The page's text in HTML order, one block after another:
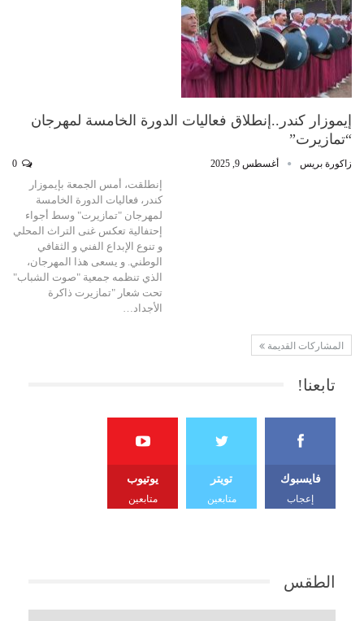
إيموزار كندر..إنطلاق فعاليات الدورة الخامسة لمهرجان
“تمازيرت”
زاكورة بريس أغسطس 9, 2025
إنطلقت، أمس الجمعة بإيموزار
كندر، فعاليات الدورة الخامسة
لمهرجان "تمازيرت" وسط أجواء
إحتفالية تعكس غنى التراث المحلي
و تنوع الإبداع الفني و الثقافي
الوطني. و يسعى هذا المهرجان،
الذي تنظمه جمعية "صوت الشباب"
تحت شعار "تمازيرت ذاكرة
الأجداد…
المشاركات القديمة
تابعنا!
فايسبوك
إعجاب
تويتر
متابعين
يوتيوب
متابعين
الطقس